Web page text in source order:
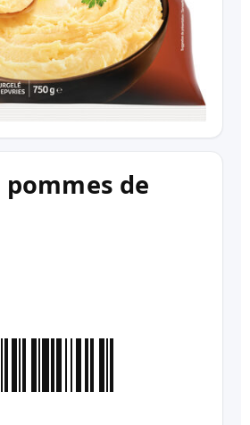
pommes de